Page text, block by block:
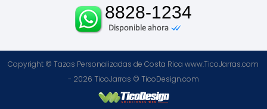
8828-1234
Copyright © Tazas Personalizadas de Costa Rica www.TicoJarras.com
- 2026 TicoJarras © TicoDesign.com